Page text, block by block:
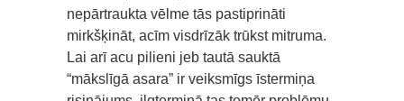
nepārtraukta vēlme tās pastiprināti
mirkšķināt, acīm visdrīzāk trūkst mitruma.
Lai arī acu pilieni jeb tautā sauktā
“mākslīgā asara” ir veiksmīgs īstermiņa